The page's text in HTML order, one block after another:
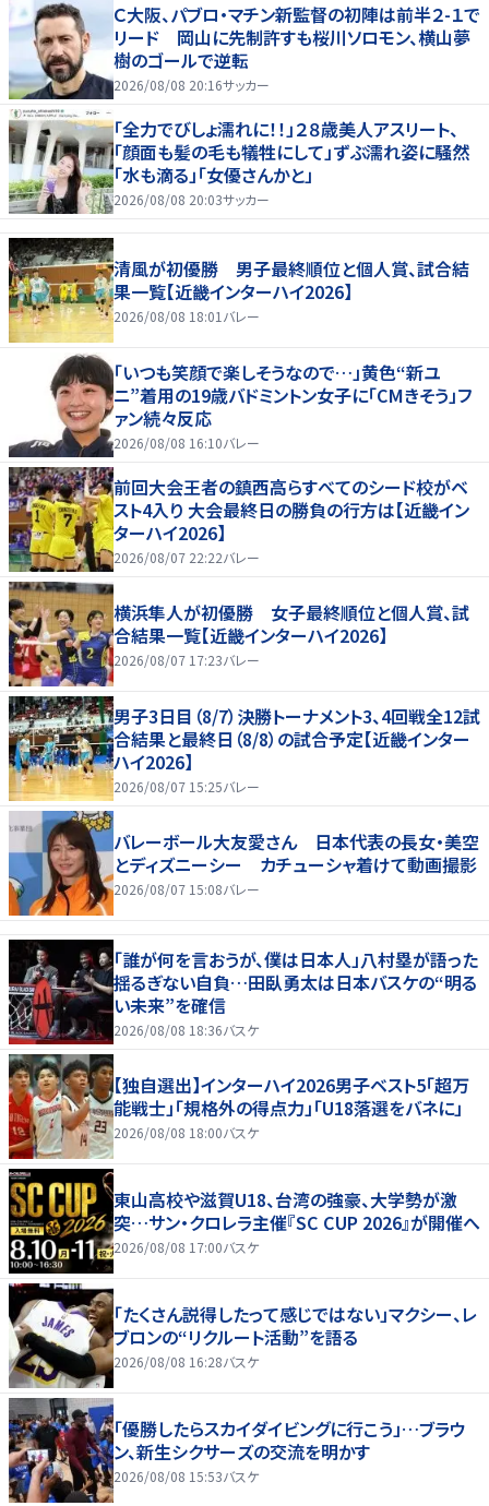
Ｃ大阪、パブロ・マチン新監督の初陣は前半２-１で
リード 岡山に先制許すも桜川ソロモン、横山夢
樹のゴールで逆転
2026/08/08 20:16サッカー
「全力でびしょ濡れに！！」２８歳美人アスリート、
「顔面も髪の毛も犠牲にして」ずぶ濡れ姿に騒然
「水も滴る」「女優さんかと」
2026/08/08 20:03サッカー
清風が初優勝 男子最終順位と個人賞、試合結
果一覧【近畿インターハイ2026】
2026/08/08 18:01 バレー
「いつも笑顔で楽しそうなので…」黄色“新ユ
ニ”着用の19歳バドミントン女子に「CMきそう」フ
ァン続々反応
2026/08/08 16:10バレー
前回大会王者の鎮西高らすべてのシード校がベ
スト4入り 大会最終日の勝負の行方は【近畿イン
ターハイ2026】
2026/08/07 22:22バレー
横浜隼人が初優勝 女子最終順位と個人賞、試
合結果一覧【近畿インターハイ2026】
2026/08/07 17:23バレー
男子3日目（8/7）決勝トーナメント3、4回戦全12試
合結果と最終日（8/8）の試合予定【近畿インター
ハイ2026】
2026/08/07 15:25バレー
バレーボール大友愛さん 日本代表の長女・美空
とディズニーシー カチューシャ着けて動画撮影
2026/08/07 15:08バレー
「誰が何を言おうが、僕は日本人」八村塁が語った
揺るぎない自負…田臥勇太は日本バスケの“明る
い未来”を確信
2026/08/08 18:36バスケ
【独自選出】インターハイ2026男子ベスト5「超万
能戦士」「規格外の得点力」「U18落選をバネに」
2026/08/08 18:00バスケ
東山高校や滋賀U18、台湾の強豪、大学勢が激
突…サン・クロレラ主催『SC CUP 2026』が開催へ
2026/08/08 17:00バスケ
「たくさん説得したって感じではない」マクシー、レ
ブロンの“リクルート活動”を語る
2026/08/08 16:28バスケ
「優勝したらスカイダイビングに行こう」…ブラウ
ン、新生シクサーズの交流を明かす
2026/08/08 15:53バスケ